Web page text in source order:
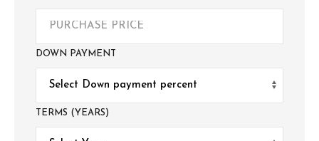
DOWN PAYMENT
TERMS (YEARS)